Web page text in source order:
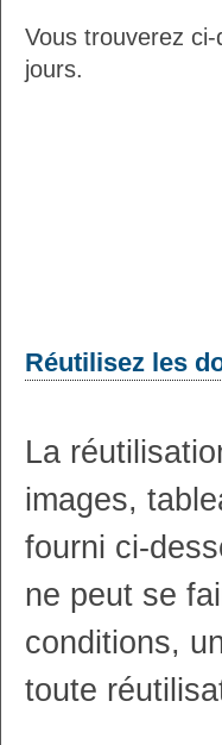
Vous trouverez
jours.
Réutilisez les
La
images,
fourni ci-
ne peut se
conditions,
toute